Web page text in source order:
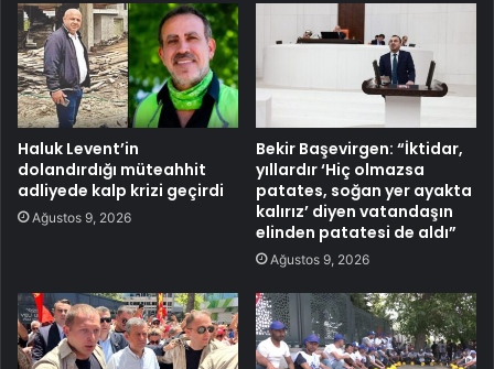
Haluk Levent’in
dolandırdığı müteahhit
adliyede kalp krizi geçirdi
Ağustos 9, 2026
Bekir Başevirgen: “İktidar,
yıllardır ‘Hiç olmazsa
patates, soğan yer ayakta
kalırız’ diyen vatandaşın
elinden patatesi de aldı”
Ağustos 9, 2026